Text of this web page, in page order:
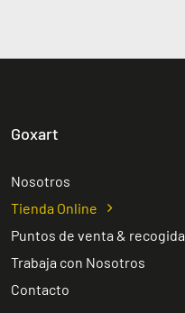
Goxart
Nosotros
Tienda Online
Puntos de venta & recogida
Trabaja con Nosotros
Contacto